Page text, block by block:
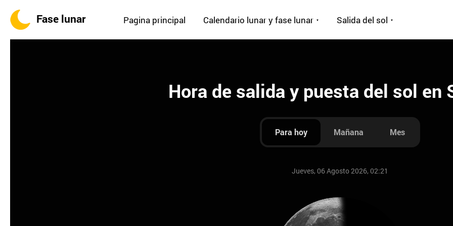
Fase lunar Pagina principal Calendario lunar y fase lunar Salida del sol
Hora de salida y puesta del sol en
Para hoy Mañana Mes
Jueves, 06 Agosto 2026, 02:21